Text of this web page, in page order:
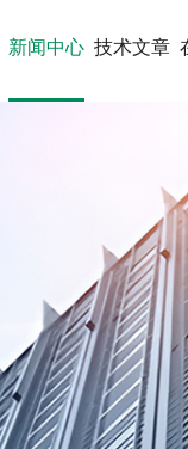
新闻中心 技术文章